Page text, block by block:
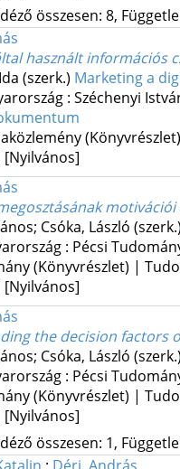
összesen: 8,
használt információs
(szerk.) Marketing a
: Széchenyi
[Nyilvános]
Csóka, László (szerk.)
: Pécsi
(Könyvrészlet) |
[Nyilvános]
the decision factors
Csóka, László (szerk.)
: Pécsi
(Könyvrészlet) |
[Nyilvános]
összesen: 1,